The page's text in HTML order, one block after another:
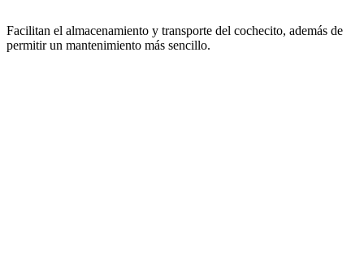
Facilitan el almacenamiento y transporte del cochecito, además de
permitir un mantenimiento más sencillo.